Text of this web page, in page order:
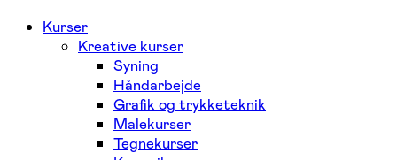
Kurser
Kreative kurser
Syning
Håndarbejde
Grafik og trykketeknik
Malekurser
Tegnekurser